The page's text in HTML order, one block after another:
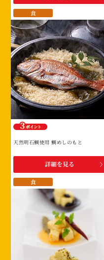
食
天然明石鯛使用 鯛めしのもと
詳細を見る
食